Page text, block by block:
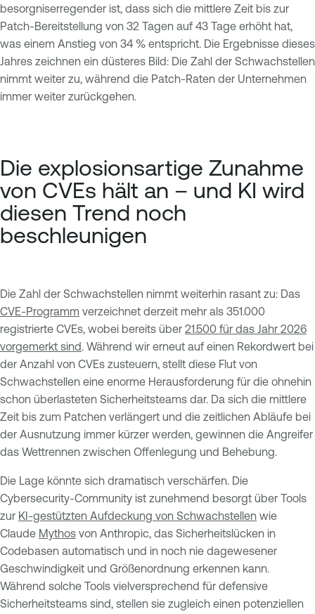
besorgniserregender ist, dass sich die mittlere Zeit bis zur
Patch-Bereitstellung von 32 Tagen auf 43 Tage erhöht hat,
was einem Anstieg von 34 % entspricht. Die Ergebnisse dieses
Jahres zeichnen ein düsteres Bild: Die Zahl der Schwachstellen
nimmt weiter zu, während die Patch-Raten der Unternehmen
immer weiter zurückgehen.
Die explosionsartige Zunahme
von CVEs hält an – und KI wird
diesen Trend noch
beschleunigen
Die Zahl der Schwachstellen nimmt weiterhin rasant zu: Das
CVE-Programm verzeichnet derzeit mehr als 351.000
registrierte CVEs, wobei bereits über 21.500 für das Jahr 2026
vorgemerkt sind. Während wir erneut auf einen Rekordwert bei
der Anzahl von CVEs zusteuern, stellt diese Flut von
Schwachstellen eine enorme Herausforderung für die ohnehin
schon überlasteten Sicherheitsteams dar. Da sich die mittlere
Zeit bis zum Patchen verlängert und die zeitlichen Abläufe bei
der Ausnutzung immer kürzer werden, gewinnen die Angreifer
das Wettrennen zwischen Offenlegung und Behebung.
Die Lage könnte sich dramatisch verschärfen. Die
Cybersecurity-Community ist zunehmend besorgt über Tools
zur KI-gestützten Aufdeckung von Schwachstellen wie
Claude Mythos von Anthropic, das Sicherheitslücken in
Codebasen automatisch und in noch nie dagewesener
Geschwindigkeit und Größenordnung erkennen kann.
Während solche Tools vielversprechend für defensive
Sicherheitsteams sind, stellen sie zugleich einen potenziellen